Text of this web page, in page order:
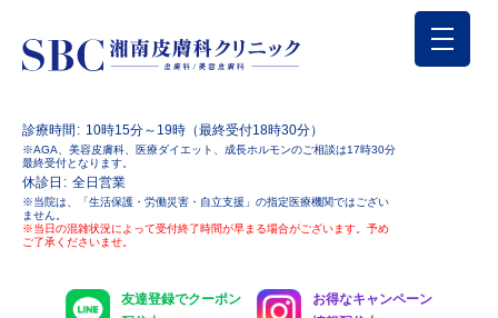
診療時間 10時15分～19時（最終受付18時30分）
※AGA、美容皮膚科、医療ダイエット、成長ホルモンのご相談は17時30分
最終受付となります。
休診日 全日営業
※当院は、「生活保護・労働災害・自立支援」の指定医療機関ではござい
ません。
※当日の混雑状況によって受付終了時間が早まる場合がございます。予め
ご了承くださいませ。
友達登録でクーポン
お得なキャンペーン